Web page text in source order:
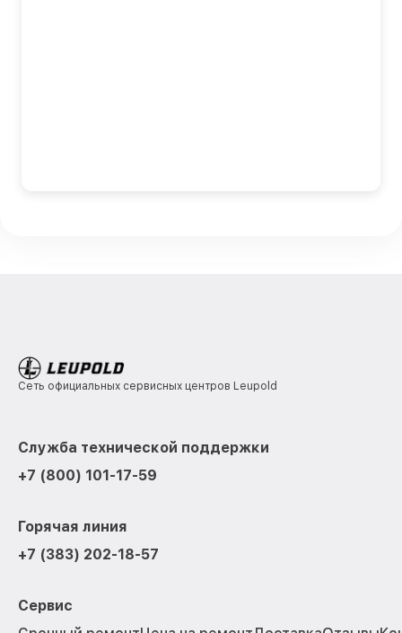
Сеть официальных сервисных центров Leupold
Служба технической поддержки
+7 (800) 101-17-59
Горячая линия
+7 (383) 202-18-57
Сервис